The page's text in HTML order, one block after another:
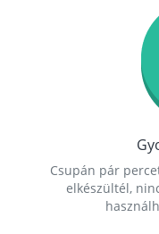
Csupán pár
elkészültél,